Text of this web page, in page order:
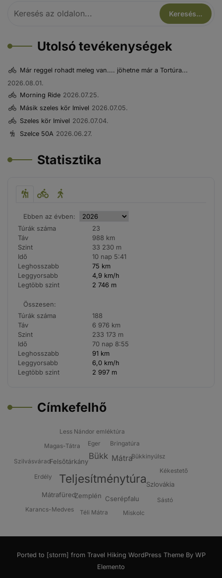
Utolsó tevékenységek
Már reggel rohadt meleg van.... jöhetne már a Tortúra...
2026.08.01.
Morning Ride 2026.07.25.
Másik szeles kör Imivel 2026.07.05.
Szeles kör Imivel 2026.07.04.
Szelce 50A 2026.06.27.
Statisztika
Ebben az évben:
Túrák száma
23
Táv
988 km
Szint
33 230 m
Idő
10 nap 5:41
Leghosszabb
75 km
Leggyorsabb
4,9 km/h
Legtöbb szint
2 746 m
Összesen:
Túrák száma
188
Táv
6 976 km
Szint
233 173 m
Idő
70 nap 8:55
Leghosszabb
91 km
Leggyorsabb
6,0 km/h
Legtöbb szint
2 997 m
Címkefelhő
Teljesítménytúra
Bükk Mátra
Cserépfalu
Szlovákia
Zemplén
Mátrafüred
Felsőtárkány
Magas-Tátra
Erdély
Kékestető
Bükkinyúlsz
Eger
Téli Mátra
Szilvásvárad
Sástó
Bringatúra
Less Nándor emléktúra
Karancs-Medves Miskolc
Ported to [storm] from Travel Hiking WordPress Theme By WP
Elemento